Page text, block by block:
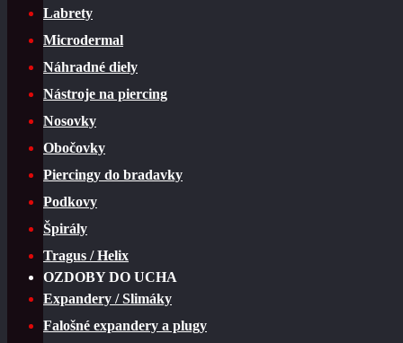
Labrety
Microdermal
Náhradné diely
Nástroje na piercing
Nosovky
Obočovky
Piercingy do bradavky
Podkovy
Špirály
Tragus / Helix
OZDOBY DO UCHA
Expandery / Slimáky
Falošné expandery a plugy